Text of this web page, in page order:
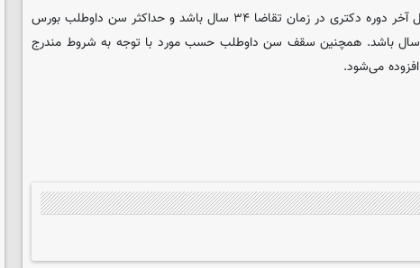
حداکثر سن داوطلب بورس سال آخر دوره دکتری در زمان تقاضا ۳۴ سال باشد و حداکثر سن داوطلب بورس
پسادکتری در زمان تقاضا ۳۶ سال باشد. همچنین سقف سن داوطلب حسب مورد با توجه به شروط مندرج